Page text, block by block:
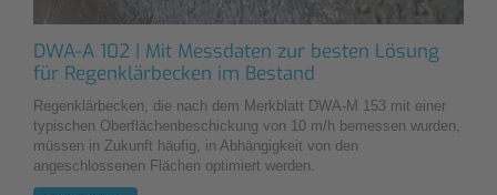
DWA-A 102 | Mit Messdaten zur besten Lösung
für Regenklärbecken im Bestand
Regenklärbecken, die nach dem Merkblatt DWA‑M 153 mit einer
typischen Oberflächenbeschickung von 10 m/h bemessen wurden,
müssen in Zukunft häufig, in Abhängigkeit von den
angeschlossenen Flächen optimiert werden.